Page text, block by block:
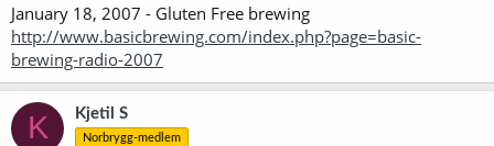
January 18, 2007 - Gluten Free brewing
http://www.basicbrewing.com/index.php?page=basic-
brewing-radio-2007
K Kjetil S
Norbrygg-medlem